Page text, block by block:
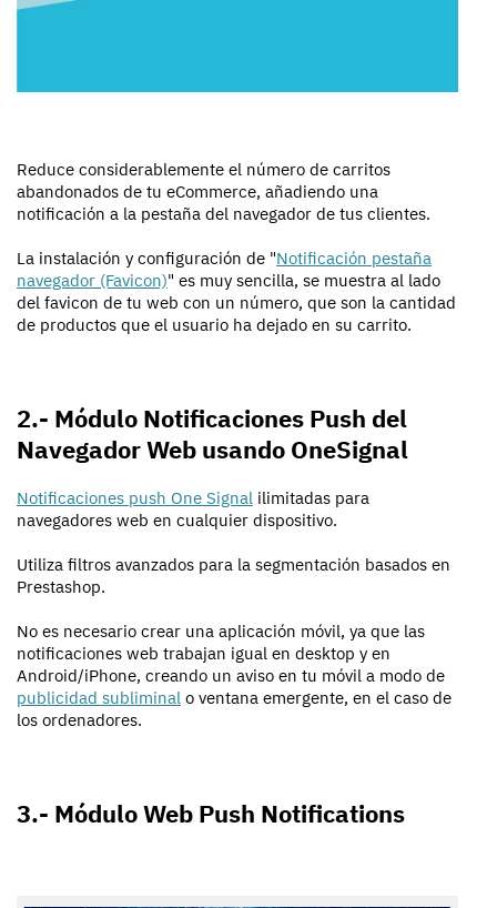
Reduce considerablemente el número de carritos
abandonados de tu eCommerce, añadiendo una
notificación a la pestaña del navegador de tus clientes.
La instalación y configuración de "Notificación pestaña
navegador (Favicon)" es muy sencilla, se muestra al lado
del favicon de tu web con un número, que son la cantidad
de productos que el usuario ha dejado en su carrito.
2.- Módulo Notificaciones Push del
Navegador Web usando OneSignal
Notificaciones push One Signal ilimitadas para
navegadores web en cualquier dispositivo.
Utiliza filtros avanzados para la segmentación basados en
Prestashop.
No es necesario crear una aplicación móvil, ya que las
notificaciones web trabajan igual en desktop y en
Android/iPhone, creando un aviso en tu móvil a modo de
publicidad subliminal o ventana emergente, en el caso de
los ordenadores.
3.- Módulo Web Push Notifications